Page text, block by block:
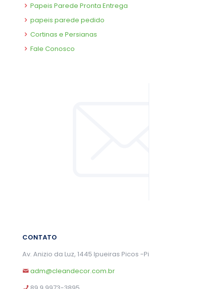
Papeis Parede Pronta Entrega
papeis parede pedido
Cortinas e Persianas
Fale Conosco
CONTATO
Av. Anizio da Luz, 1445 Ipueiras Picos -Pi
adm@cleandecor.com.br